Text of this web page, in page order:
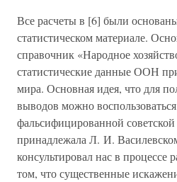
Все расчеты в [6] были
статистическом материале.
справочник «Народное
статистические данные ООН
мира. Основная идея, что для
выводов можно
фальсифицированной советской
принадлежала Л. И.
консультировал нас в
том, что существенные